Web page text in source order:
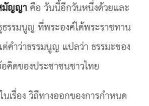
ญญาคือ วันนี้อีกวันหนึ่งด้วยและ
รรมนูญ ที่พระองค์ได้พระราชทาน
คำว่าธรรมนูญ แปลว่า ธรรมะของ
คิดของประชาชนชาวไทย
เรื่อง วิถีทางออกของการกำหนด